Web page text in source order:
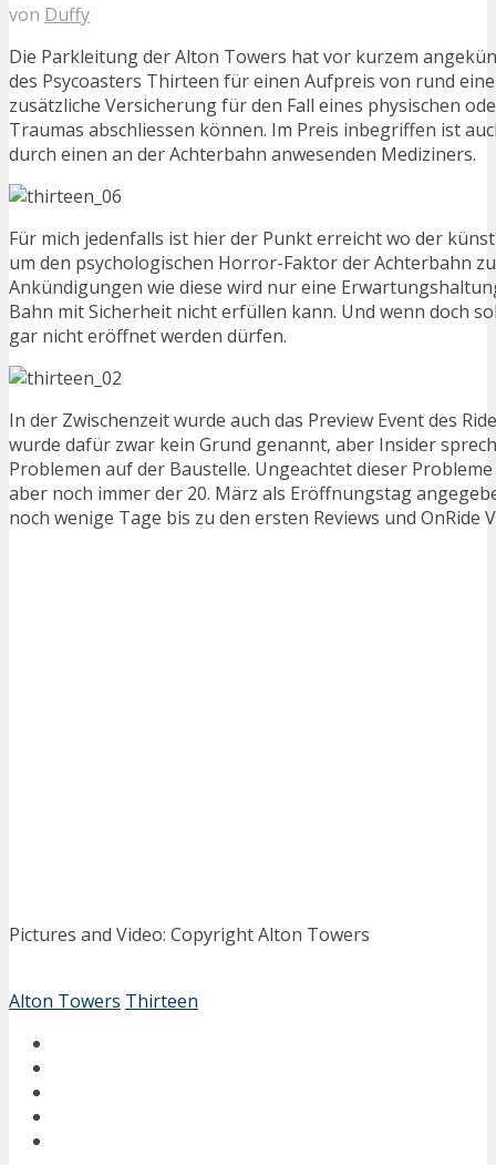
von Duffy
Die Parkleitung der Alton Towers hat vor kurzem
des Psycoasters Thirteen für einen Aufpreis von rund
zusätzliche Versicherung für den Fall eines physischen
Traumas abschliessen können. Im Preis inbegriffen ist
durch einen an der Achterbahn anwesenden Mediziners.
Für mich jedenfalls ist hier der Punkt erreicht wo der
um den psychologischen Horror-Faktor der Achterbahn
Ankündigungen wie diese wird nur eine
Bahn mit Sicherheit nicht erfüllen kann. Und wenn doch
gar nicht eröffnet werden dürfen.
In der Zwischenzeit wurde auch das Preview Event des
wurde dafür zwar kein Grund genannt, aber Insider
Problemen auf der Baustelle. Ungeachtet dieser
aber noch immer der 20. März als Eröffnungstag
noch wenige Tage bis zu den ersten Reviews und OnRide
Pictures and Video: Copyright Alton Towers
Alton Towers Thirteen